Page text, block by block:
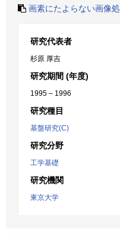
画素にたよらない画像
研究代表者
杉原 厚吉
研究期間 (年度)
1995 – 1996
研究種目
基盤研究(C)
研究分野
工学基礎
研究機関
東京大学